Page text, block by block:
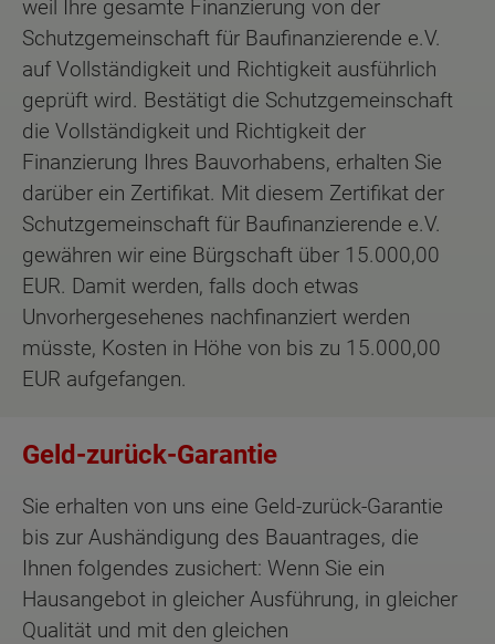
weil Ihre gesamte Finanzierung von der
Schutzgemeinschaft für Baufinanzierende e.V.
auf Vollständigkeit und Richtigkeit ausführlich
geprüft wird. Bestätigt die Schutzgemeinschaft
die Vollständigkeit und Richtigkeit der
Finanzierung Ihres Bauvorhabens, erhalten Sie
darüber ein Zertifikat. Mit diesem Zertifikat der
Schutzgemeinschaft für Baufinanzierende e.V.
gewähren wir eine Bürgschaft über 15.000,00
EUR. Damit werden, falls doch etwas
Unvorhergesehenes nachfinanziert werden
müsste, Kosten in Höhe von bis zu 15.000,00
EUR aufgefangen.
Geld-zurück-Garantie
Sie erhalten von uns eine Geld-zurück-Garantie
bis zur Aushändigung des Bauantrages, die
Ihnen folgendes zusichert: Wenn Sie ein
Hausangebot in gleicher Ausführung, in gleicher
Qualität und mit den gleichen